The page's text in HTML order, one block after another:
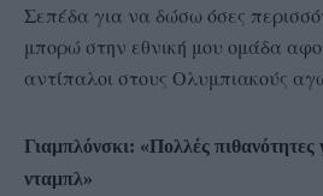
Σεπέδα για να δώσω όσες
μπορώ στην εθνική μου ομάδα
αντίπαλοι στους Ολυμπιακούς
Γιαμπλόνσκι: «Πολλές πιθανότητες
νταμπλ»